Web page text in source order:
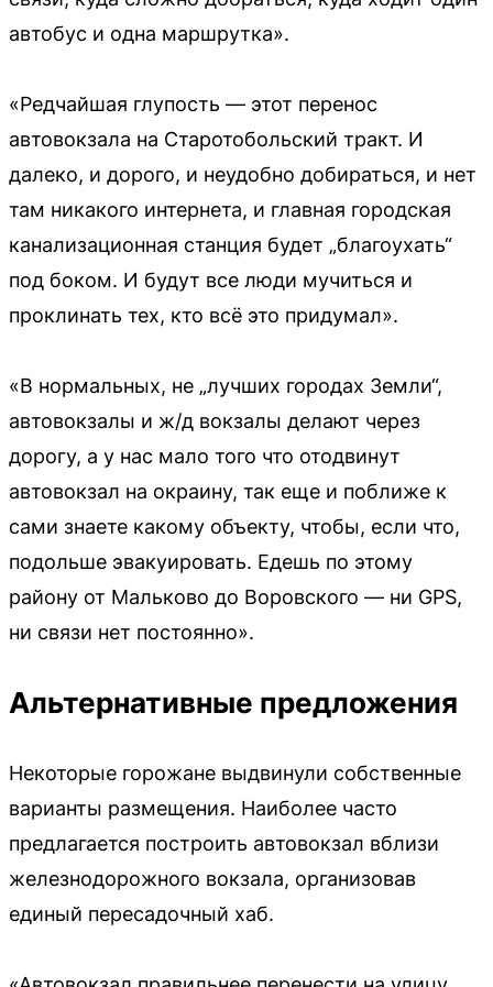
автобус и одна маршрутка».
«Редчайшая глупость — этот перенос
автовокзала на Старотобольский тракт. И
далеко, и дорого, и неудобно добираться, и нет
там никакого интернета, и главная городская
канализационная станция будет „благоухать“
под боком. И будут все люди мучиться и
проклинать тех, кто всё это придумал».
«В нормальных, не „лучших городах Земли“,
автовокзалы и ж/д вокзалы делают через
дорогу, а у нас мало того что отодвинут
автовокзал на окраину, так еще и поближе к
сами знаете какому объекту, чтобы, если что,
подольше эвакуировать. Едешь по этому
району от Мальково до Воровского — ни GPS,
ни связи нет постоянно».
Альтернативные предложения
Некоторые горожане выдвинули собственные
варианты размещения. Наиболее часто
предлагается построить автовокзал вблизи
железнодорожного вокзала, организовав
единый пересадочный хаб.